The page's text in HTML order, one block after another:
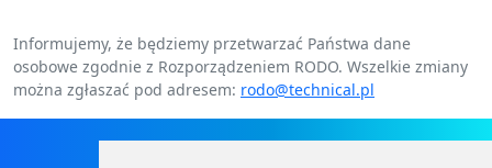
Informujemy, że będziemy przetwarzać Państwa dane
osobowe zgodnie z Rozporządzeniem RODO. Wszelkie zmiany
można zgłaszać pod adresem: rodo@technical.pl